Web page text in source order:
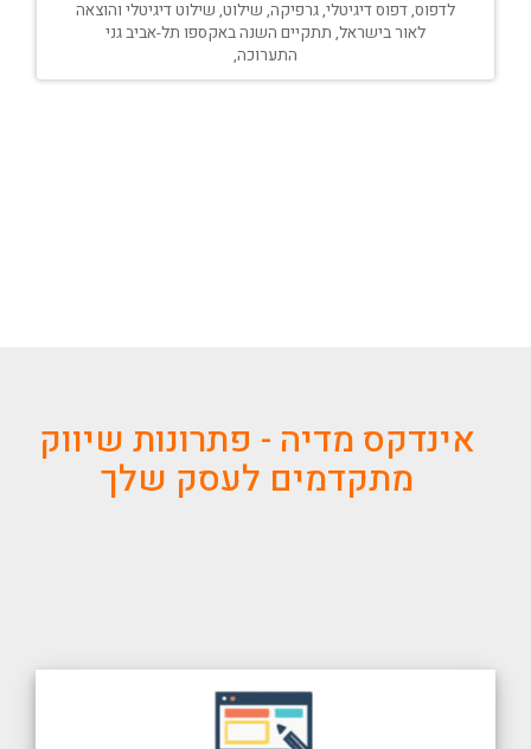
לדפוס, דפוס דיגיטלי, גרפיקה, שילוט, שילוט דיגיטלי והוצאה
לאור בישראל, תתקיים השנה באקספו תל-אביב גני
התערוכה,
אינדקס מדיה - פתרונות שיווק
מתקדמים לעסק שלך